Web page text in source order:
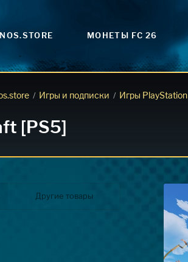
МОНЕТЫ FC 26
/ Игры и подписки / Игры PlayStation
[PS5]
Другие товары